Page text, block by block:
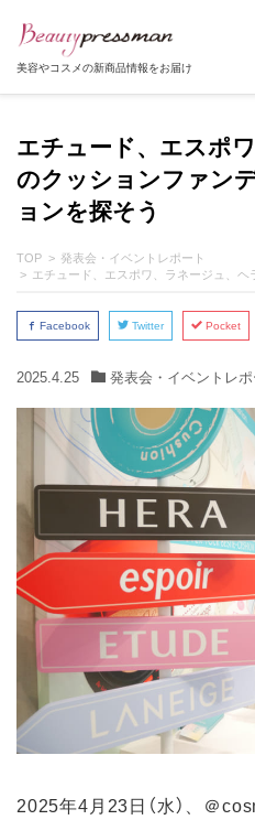
美容やコスメの新商品情報をお届け
エチュード、エスポ
のクッションファン
ョンを探そう
TOP
発表会・イベントレポート
エチュード、エスポワ、ラネージュ、ヘラのクッ
Facebook Twitter Pocket
2025.4.25 発表会・イベントレポ
2025年4月23日（水）、＠